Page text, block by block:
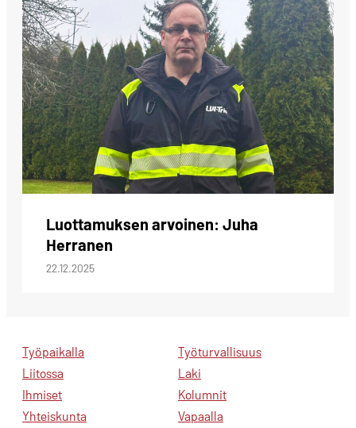
Luottamuksen arvoinen: Juha
Herranen
22.12.2025
Työpaikalla
Liitossa
Ihmiset
Yhteiskunta
Työturvallisuus
Laki
Kolumnit
Vapaalla